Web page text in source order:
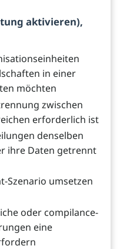
aktivieren),
in einer
möchten
zwischen
erforderlich ist
denselben
ihre Daten getrennt
Szenario umsetzen
oder compilance-
eine